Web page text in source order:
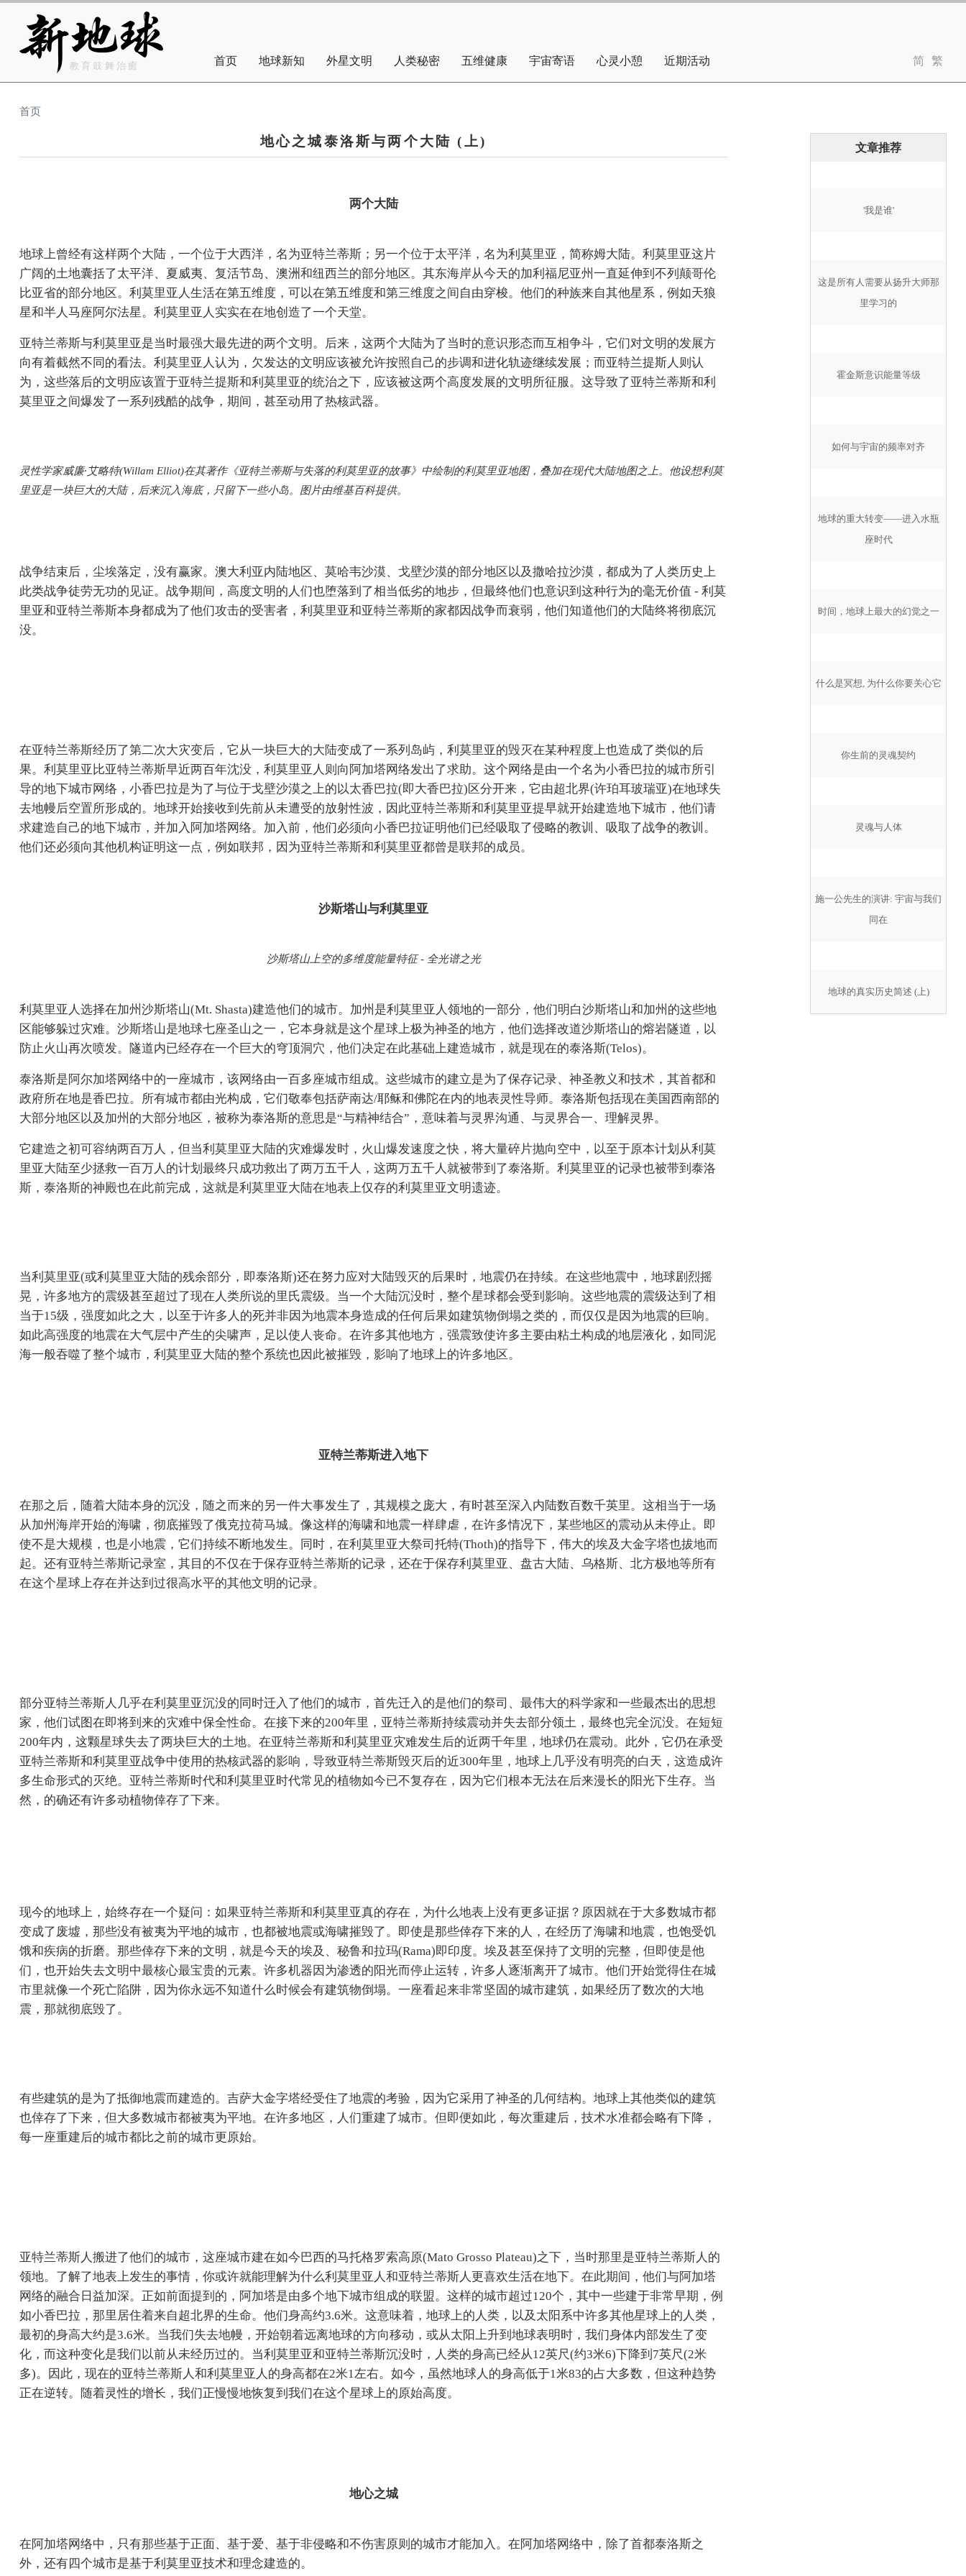
Skip to main content
教育鼓舞治癒
Main navigation
首页 地球新知 外星文明 人类秘密 五维健康 宇宙寄语 心灵小憩 近期活动
首页
地心之城泰洛斯与两个大陆 (上)
两个大陆
地球上曾经有这样两个大陆，一个位于大西洋，名为亚特兰蒂斯；另一个位于太平洋，名为利莫里亚，简称姆大陆。利莫里亚这片
广阔的土地囊括了太平洋、夏威夷、复活节岛、澳洲和纽西兰的部分地区。其东海岸从今天的加利福尼亚州一直延伸到不列颠哥伦
比亚省的部分地区。利莫里亚人生活在第五维度，可以在第五维度和第三维度之间自由穿梭。他们的种族来自其他星系，例如天狼
星和半人马座阿尔法星。利莫里亚人实实在在地创造了一个天堂。
亚特兰蒂斯与利莫里亚是当时最强大最先进的两个文明。后来，这两个大陆为了当时的意识形态而互相争斗，它们对文明的发展方
向有着截然不同的看法。利莫里亚人认为，欠发达的文明应该被允许按照自己的步调和进化轨迹继续发展；而亚特兰提斯人则认
为，这些落后的文明应该置于亚特兰提斯和利莫里亚的统治之下，应该被这两个高度发展的文明所征服。这导致了亚特兰蒂斯和利
莫里亚之间爆发了一系列残酷的战争，期间，甚至动用了热核武器。
灵性学家威廉·艾略特(Willam Elliot)在其著作《亚特兰蒂斯与失落的利莫里亚的故事》中绘制的利莫里亚地图，叠加在现代大陆地图之上。他设想利莫
里亚是一块巨大的大陆，后来沉入海底，只留下一些小岛。图片由维基百科提供。
战争结束后，尘埃落定，没有赢家。澳大利亚内陆地区、莫哈韦沙漠、戈壁沙漠的部分地区以及撒哈拉沙漠，都成为了人类历史上
此类战争徒劳无功的见证。战争期间，高度文明的人们也堕落到了相当低劣的地步，但最终他们也意识到这种行为的毫无价值 - 利莫
里亚和亚特兰蒂斯本身都成为了他们攻击的受害者，利莫里亚和亚特兰蒂斯的家都因战争而衰弱，他们知道他们的大陆终将彻底沉
没。
在亚特兰蒂斯经历了第二次大灾变后，它从一块巨大的大陆变成了一系列岛屿，利莫里亚的毁灭在某种程度上也造成了类似的后
果。利莫里亚比亚特兰蒂斯早近两百年沈没，利莫里亚人则向阿加塔网络发出了求助。这个网络是由一个名为小香巴拉的城市所引
导的地下城市网络，小香巴拉是为了与位于戈壁沙漠之上的以太香巴拉(即大香巴拉)区分开来，它由超北界(许珀耳玻瑞亚)在地球失
去地幔后空置所形成的。地球开始接收到先前从未遭受的放射性波，因此亚特兰蒂斯和利莫里亚提早就开始建造地下城市，他们请
求建造自己的地下城市，并加入阿加塔网络。加入前，他们必须向小香巴拉证明他们已经吸取了侵略的教训、吸取了战争的教训。
他们还必须向其他机构证明这一点，例如联邦，因为亚特兰蒂斯和利莫里亚都曾是联邦的成员。
沙斯塔山与利莫里亚
沙斯塔山上空的多维度能量特征 - 全光谱之光
利莫里亚人选择在加州沙斯塔山(Mt. Shasta)建造他们的城市。加州是利莫里亚人领地的一部分，他们明白沙斯塔山和加州的这些地
区能够躲过灾难。沙斯塔山是地球七座圣山之一，它本身就是这个星球上极为神圣的地方，他们选择改道沙斯塔山的熔岩隧道，以
防止火山再次喷发。隧道内已经存在一个巨大的穹顶洞穴，他们决定在此基础上建造城市，就是现在的泰洛斯(Telos)。
泰洛斯是阿尔加塔网络中的一座城市，该网络由一百多座城市组成。这些城市的建立是为了保存记录、神圣教义和技术，其首都和
政府所在地是香巴拉。所有城市都由光构成，它们敬奉包括萨南达/耶稣和佛陀在内的地表灵性导师。泰洛斯包括现在美国西南部的
大部分地区以及加州的大部分地区，被称为泰洛斯的意思是“与精神结合”，意味着与灵界沟通、与灵界合一、理解灵界。
它建造之初可容纳两百万人，但当利莫里亚大陆的灾难爆发时，火山爆发速度之快，将大量碎片抛向空中，以至于原本计划从利莫
里亚大陆至少拯救一百万人的计划最终只成功救出了两万五千人，这两万五千人就被带到了泰洛斯。利莫里亚的记录也被带到泰洛
斯，泰洛斯的神殿也在此前完成，这就是利莫里亚大陆在地表上仅存的利莫里亚文明遗迹。
当利莫里亚(或利莫里亚大陆的残余部分，即泰洛斯)还在努力应对大陆毁灭的后果时，地震仍在持续。在这些地震中，地球剧烈摇
晃，许多地方的震级甚至超过了现在人类所说的里氏震级。当一个大陆沉没时，整个星球都会受到影响。这些地震的震级达到了相
当于15级，强度如此之大，以至于许多人的死并非因为地震本身造成的任何后果如建筑物倒塌之类的，而仅仅是因为地震的巨响。
如此高强度的地震在大气层中产生的尖啸声，足以使人丧命。在许多其他地方，强震致使许多主要由粘土构成的地层液化，如同泥
海一般吞噬了整个城市，利莫里亚大陆的整个系统也因此被摧毁，影响了地球上的许多地区。
亚特兰蒂斯进入地下
在那之后，随着大陆本身的沉没，随之而来的另一件大事发生了，其规模之庞大，有时甚至深入内陆数百数千英里。这相当于一场
从加州海岸开始的海啸，彻底摧毁了俄克拉荷马城。像这样的海啸和地震一样肆虐，在许多情况下，某些地区的震动从未停止。即
使不是大规模，也是小地震，它们持续不断地发生。同时，在利莫里亚大祭司托特(Thoth)的指导下，伟大的埃及大金字塔也拔地而
起。还有亚特兰蒂斯记录室，其目的不仅在于保存亚特兰蒂斯的记录，还在于保存利莫里亚、盘古大陆、乌格斯、北方极地等所有
在这个星球上存在并达到过很高水平的其他文明的记录。
部分亚特兰蒂斯人几乎在利莫里亚沉没的同时迁入了他们的城市，首先迁入的是他们的祭司、最伟大的科学家和一些最杰出的思想
家，他们试图在即将到来的灾难中保全性命。在接下来的200年里，亚特兰蒂斯持续震动并失去部分领土，最终也完全沉没。在短短
200年内，这颗星球失去了两块巨大的土地。在亚特兰蒂斯和利莫里亚灾难发生后的近两千年里，地球仍在震动。此外，它仍在承受
亚特兰蒂斯和利莫里亚战争中使用的热核武器的影响，导致亚特兰蒂斯毁灭后的近300年里，地球上几乎没有明亮的白天，这造成许
多生命形式的灭绝。亚特兰蒂斯时代和利莫里亚时代常见的植物如今已不复存在，因为它们根本无法在后来漫长的阳光下生存。当
然，的确还有许多动植物倖存了下来。
现今的地球上，始终存在一个疑问：如果亚特兰蒂斯和利莫里亚真的存在，为什么地表上没有更多证据？原因就在于大多数城市都
变成了废墟，那些没有被夷为平地的城市，也都被地震或海啸摧毁了。即使是那些倖存下来的人，在经历了海啸和地震，也饱受饥
饿和疾病的折磨。那些倖存下来的文明，就是今天的埃及、秘鲁和拉玛(Rama)即印度。埃及甚至保持了文明的完整，但即使是他
们，也开始失去文明中最核心最宝贵的元素。许多机器因为渗透的阳光而停止运转，许多人逐渐离开了城市。他们开始觉得住在城
市里就像一个死亡陷阱，因为你永远不知道什么时候会有建筑物倒塌。一座看起来非常坚固的城市建筑，如果经历了数次的大地
震，那就彻底毁了。
有些建筑的是为了抵御地震而建造的。吉萨大金字塔经受住了地震的考验，因为它采用了神圣的几何结构。地球上其他类似的建筑
也倖存了下来，但大多数城市都被夷为平地。在许多地区，人们重建了城市。但即便如此，每次重建后，技术水准都会略有下降，
每一座重建后的城市都比之前的城市更原始。
亚特兰蒂斯人搬进了他们的城市，这座城市建在如今巴西的马托格罗索高原(Mato Grosso Plateau)之下，当时那里是亚特兰蒂斯人的
领地。了解了地表上发生的事情，你或许就能理解为什么利莫里亚人和亚特兰蒂斯人更喜欢生活在地下。在此期间，他们与阿加塔
网络的融合日益加深。正如前面提到的，阿加塔是由多个地下城市组成的联盟。这样的城市超过120个，其中一些建于非常早期，例
如小香巴拉，那里居住着来自超北界的生命。他们身高约3.6米。这意味着，地球上的人类，以及太阳系中许多其他星球上的人类，
最初的身高大约是3.6米。当我们失去地幔，开始朝着远离地球的方向移动，或从太阳上升到地球表明时，我们身体内部发生了变
化，而这种变化是我们以前从未经历过的。当利莫里亚和亚特兰蒂斯沉没时，人类的身高已经从12英尺(约3米6)下降到7英尺(2米
多)。因此，现在的亚特兰蒂斯人和利莫里亚人的身高都在2米1左右。如今，虽然地球人的身高低于1米83的占大多数，但这种趋势
正在逆转。随着灵性的增长，我们正慢慢地恢复到我们在这个星球上的原始高度。
地心之城
在阿加塔网络中，只有那些基于正面、基于爱、基于非侵略和不伤害原则的城市才能加入。在阿加塔网络中，除了首都泰洛斯之
外，还有四个城市是基于利莫里亚技术和理念建造的。
文章推荐
'我是谁'
这是所有人需要从扬升大师那
里学习的
霍金斯意识能量等级
如何与宇宙的频率对齐
地球的重大转变——进入水瓶
座时代
时间，地球上最大的幻觉之一
什么是冥想, 为什么你要关心它
你生前的灵魂契约
灵魂与人体
施一公先生的演讲: 宇宙与我们
同在
地球的真实历史简述 (上)